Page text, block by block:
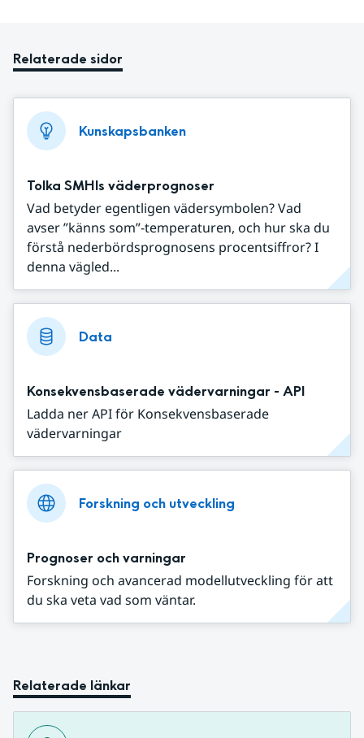
Relaterade sidor
Kunskapsbanken
Tolka SMHIs väderprognoser
Vad betyder egentligen vädersymbolen? Vad
avser ”känns som”-temperaturen, och hur ska du
förstå nederbördsprognosens procentsiffror? I
denna vägled...
Data
Konsekvensbaserade vädervarningar - API
Ladda ner API för Konsekvensbaserade
vädervarningar
Forskning och utveckling
Prognoser och varningar
Forskning och avancerad modellutveckling för att
du ska veta vad som väntar.
Relaterade länkar